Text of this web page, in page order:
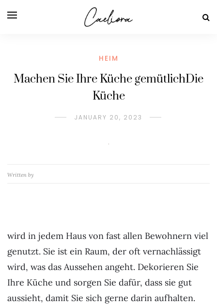
HEIM
Machen Sie Ihre Küche gemütlichDie
Küche
JANUARY 20, 2023
Written by
wird in jedem Haus von fast allen Bewohnern viel
genutzt. Sie ist ein Raum, der oft vernachlässigt
wird, was das Aussehen angeht. Dekorieren Sie
Ihre Küche und sorgen Sie dafür, dass sie gut
aussieht, damit Sie sich gerne darin aufhalten.